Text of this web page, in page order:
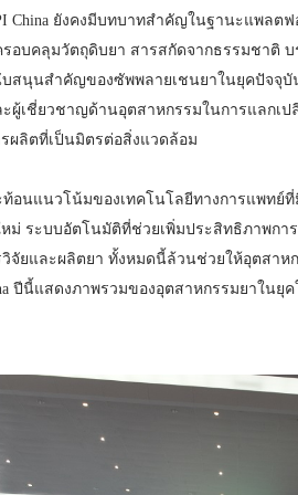
China ยังคงมีบทบาทสำคัญในฐานะแพล
อบคลุมวัตถุดิบยา สารสกัดจากธรรมชาติ
สนุนสำคัญของซัพพลายเชนยาในยุคปัจจุบั
ผู้เชี่ยวชาญด้านอุตสาหกรรมในการแลกเ
ผลิตที่เป็นมิตรต่อสิ่งแวดล้อม
อนแนวโน้มของเทคโนโลยีทางการแพทย์
หม่ ระบบอัตโนมัติที่ช่วยเพิ่มประสิทธิภาพก
วิจัยและผลิตยา ทั้งหมดนี้ล้วนช่วยให้อุตสา
ปีนี้แสดงภาพรวมของอุตสาหกรรมยาใน